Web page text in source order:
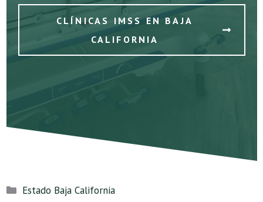
CLÍNICAS IMSS EN BAJA
CALIFORNIA
Categorías
Estado Baja California